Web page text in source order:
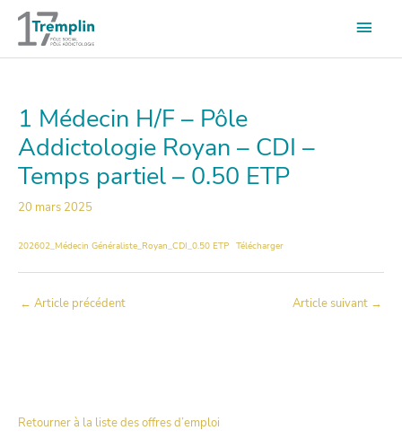
contenu
1 Médecin H/F – Pôle
Addictologie Royan – CDI –
Temps partiel – 0.50 ETP
20 mars 2025
202602_Médecin Généraliste_Royan_CDI_0.50 ETP Télécharger
← Article précédent Article suivant →
Retourner à la liste des offres d’emploi